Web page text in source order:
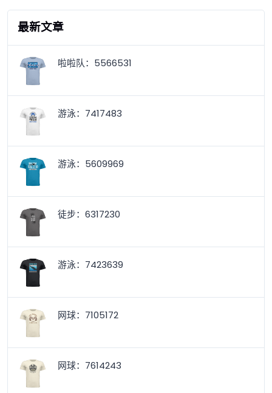
最新文章
啦啦队：5566531
游泳：7417483
游泳：5609969
徒步：6317230
游泳：7423639
网球：7105172
网球：7614243